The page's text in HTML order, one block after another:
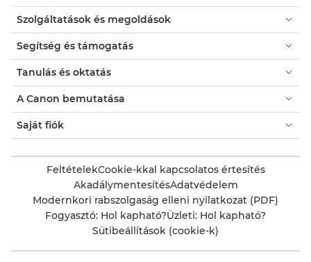
Szolgáltatások és megoldások
Segítség és támogatás
Tanulás és oktatás
A Canon bemutatása
Saját fiók
FeltételekCookie-kkal kapcsolatos értesítés
AkadálymentesítésAdatvédelem
Modernkori rabszolgaság elleni nyilatkozat (PDF)
Fogyasztó: Hol kapható?Üzleti: Hol kapható?
Sütibeállítások (cookie-k)